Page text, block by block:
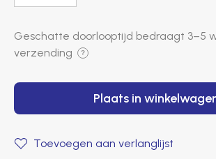
Geschatte doorlooptijd bedraagt ​​ 3–5
verzending
?
Plaats in
Toevoegen aan verlanglijst